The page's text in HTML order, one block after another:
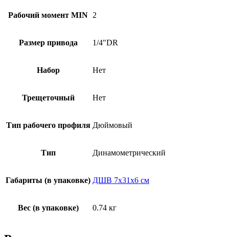
Рабочий момент MIN 2
Размер привода 1/4"DR
Набор Нет
Трещеточный Нет
Тип рабочего профиля Дюймовый
Тип Динамометрический
Габариты (в упаковке) ДШВ 7х31х6 см
Вес (в упаковке) 0.74 кг